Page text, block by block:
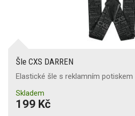
Šle CXS DARREN
Elastické šle s reklamním potiskem
Skladem
199 Kč